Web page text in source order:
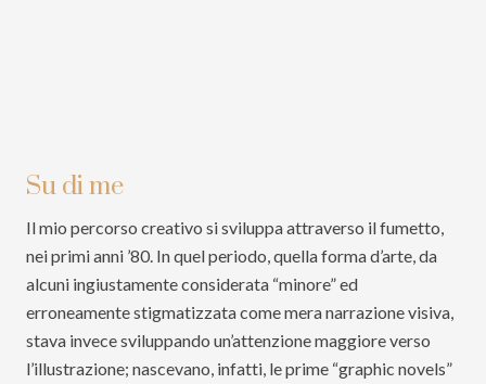
Su di me
Il mio percorso creativo si sviluppa attraverso il fumetto,
nei primi anni ’80. In quel periodo, quella forma d’arte, da
alcuni ingiustamente considerata “minore” ed
erroneamente stigmatizzata come mera narrazione visiva,
stava invece sviluppando un’attenzione maggiore verso
l’illustrazione; nascevano, infatti, le prime “graphic novels”